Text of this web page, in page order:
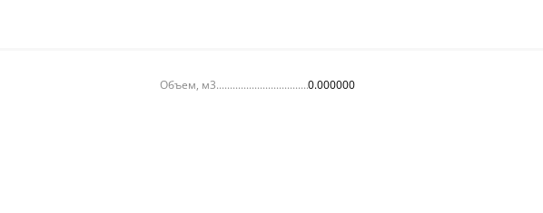
Объем, м3 0.000000